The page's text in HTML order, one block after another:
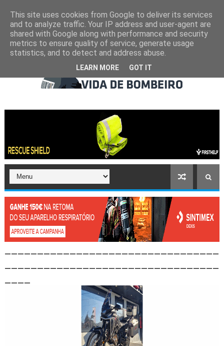
This site uses cookies from Google to deliver its services
and to analyze traffic. Your IP address and user-agent are
shared with Google along with performance and security
metrics to ensure quality of service, generate usage
statistics, and to detect and address abuse.
LEARN MORE GOT IT